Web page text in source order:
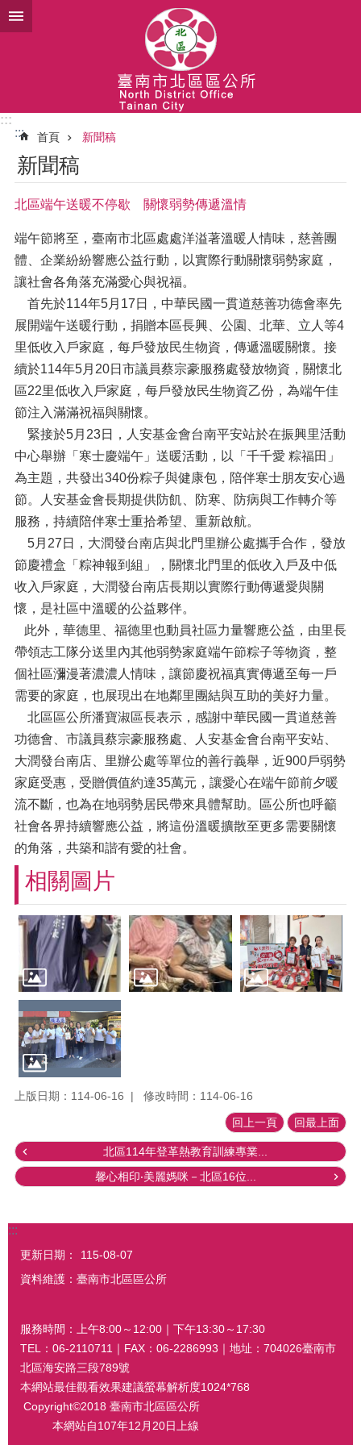
跳到主要內容區塊
:::
:::
首頁 新聞稿
新聞稿
北區端午送暖不停歇 關懷弱勢傳遞溫情
端午節將至，臺南市北區處處洋溢著溫暖人情味，慈善團
體、企業紛紛響應公益行動，以實際行動關懷弱勢家庭，
讓社會各角落充滿愛心與祝福。
首先於114年5月17日，中華民國一貫道慈善功德會率先
展開端午送暖行動，捐贈本區長興、公園、北華、立人等4
里低收入戶家庭，每戶發放民生物資，傳遞溫暖關懷。接
續於114年5月20日市議員蔡宗豪服務處發放物資，關懷北
區22里低收入戶家庭，每戶發放民生物資乙份，為端午佳
節注入滿滿祝福與關懷。
緊接於5月23日，人安基金會台南平安站於在振興里活動
中心舉辦「寒士慶端午」送暖活動，以「千千愛 粽福田」
為主題，共發出340份粽子與健康包，陪伴寒士朋友安心過
節。人安基金會長期提供防飢、防寒、防病與工作轉介等
服務，持續陪伴寒士重拾希望、重新啟航。
5月27日，大潤發台南店與北門里辦公處攜手合作，發放
節慶禮盒「粽神報到組」，關懷北門里的低收入戶及中低
收入戶家庭，大潤發台南店長期以實際行動傳遞愛與關
懷，是社區中溫暖的公益夥伴。
此外，華德里、福德里也動員社區力量響應公益，由里長
帶領志工隊分送里內其他弱勢家庭端午節粽子等物資，整
個社區瀰漫著濃濃人情味，讓節慶祝福真實傳遞至每一戶
需要的家庭，也展現出在地鄰里團結與互助的美好力量。
北區區公所潘寶淑區長表示，感謝中華民國一貫道慈善
功德會、市議員蔡宗豪服務處、人安基金會台南平安站、
大潤發台南店、里辦公處等單位的善行義舉，近900戶弱勢
家庭受惠，受贈價值約達35萬元，讓愛心在端午節前夕暖
流不斷，也為在地弱勢居民帶來具體幫助。區公所也呼籲
社會各界持續響應公益，將這份溫暖擴散至更多需要關懷
的角落，共築和諧有愛的社會。
相關圖片
上版日期：114-06-16 修改時間：114-06-16
回上一頁 回最上面
北區114年登革熱教育訓練專業...
馨心相印‧美麗媽咪－北區16位...
:::
更新日期：
115-08-07
資料維護：臺南市北區區公所
服務時間：上午8:00～12:00｜下午13:30～17:30
TEL：06-2110711｜FAX：06-2286993｜地址：704026臺南市
北區海安路三段789號
本網站最佳觀看效果建議螢幕解析度1024*768
Copyright©2018 臺南市北區區公所
本網站自107年12月20日上線